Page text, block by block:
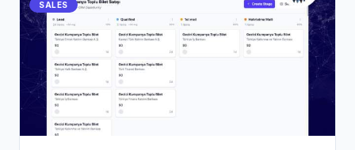
SALES